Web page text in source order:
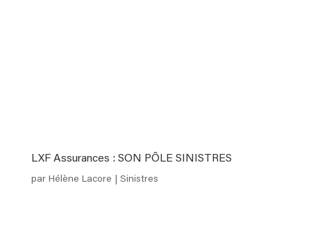
LXF Assurances : SON PÔLE SINISTRES
par Hélène Lacore Sinistres